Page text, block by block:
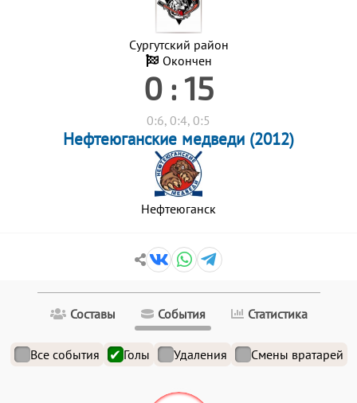
Сургутский район
Окончен
0 : 15
0:6, 0:4, 0:5
Нефтеюганские медведи (2012)
Нефтеюганск
Составы События Статистика
Все события Голы Удаления Смены вратарей